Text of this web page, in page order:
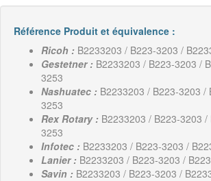
Référence Produit et équivalence :
Ricoh : B2233203 / B223-3203 /
Gestetner : B2233203 / B223-3203 /
3253
Nashuatec : B2233203 / B223-3203 /
3253
Rex Rotary : B2233203 / B223-3203
3253
Infotec : B2233203 / B223-3203 /
Lanier : B2233203 / B223-3203 /
Savin : B2233203 / B223-3203 /